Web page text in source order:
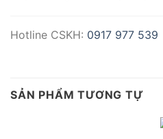
Hotline CSKH: 0917 977 539
SẢN PHẨM TƯƠNG TỰ